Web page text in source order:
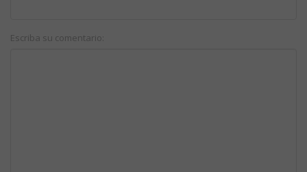
Escriba su comentario: